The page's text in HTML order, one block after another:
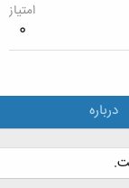
امتیاز
0
درباره